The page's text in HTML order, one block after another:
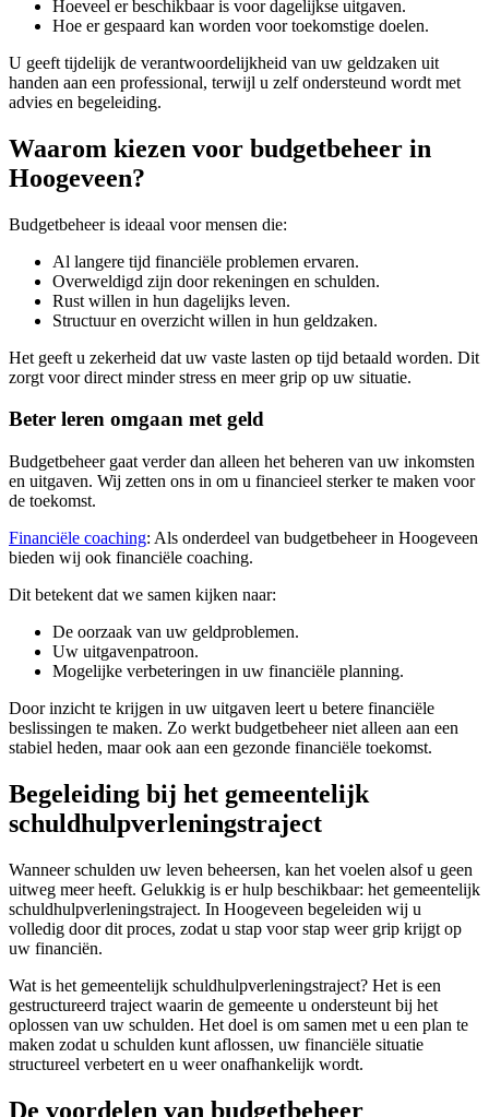
Hoeveel er beschikbaar is voor dagelijkse uitgaven.
Hoe er gespaard kan worden voor toekomstige doelen.
U geeft tijdelijk de verantwoordelijkheid van uw geldzaken uit
handen aan een professional, terwijl u zelf ondersteund wordt met
advies en begeleiding.
Waarom kiezen voor budgetbeheer in
Hoogeveen?
Budgetbeheer is ideaal voor mensen die:
Al langere tijd financiële problemen ervaren.
Overweldigd zijn door rekeningen en schulden.
Rust willen in hun dagelijks leven.
Structuur en overzicht willen in hun geldzaken.
Het geeft u zekerheid dat uw vaste lasten op tijd betaald worden. Dit
zorgt voor direct minder stress en meer grip op uw situatie.
Beter leren omgaan met geld
Budgetbeheer gaat verder dan alleen het beheren van uw inkomsten
en uitgaven. Wij zetten ons in om u financieel sterker te maken voor
de toekomst.
Financiële coaching: Als onderdeel van budgetbeheer in Hoogeveen
bieden wij ook financiële coaching.
Dit betekent dat we samen kijken naar:
De oorzaak van uw geldproblemen.
Uw uitgavenpatroon.
Mogelijke verbeteringen in uw financiële planning.
Door inzicht te krijgen in uw uitgaven leert u betere financiële
beslissingen te maken. Zo werkt budgetbeheer niet alleen aan een
stabiel heden, maar ook aan een gezonde financiële toekomst.
Begeleiding bij het gemeentelijk
schuldhulpverleningstraject
Wanneer schulden uw leven beheersen, kan het voelen alsof u geen
uitweg meer heeft. Gelukkig is er hulp beschikbaar: het gemeentelijk
schuldhulpverleningstraject. In Hoogeveen begeleiden wij u
volledig door dit proces, zodat u stap voor stap weer grip krijgt op
uw financiën.
Wat is het gemeentelijk schuldhulpverleningstraject? Het is een
gestructureerd traject waarin de gemeente u ondersteunt bij het
oplossen van uw schulden. Het doel is om samen met u een plan te
maken zodat u schulden kunt aflossen, uw financiële situatie
structureel verbetert en u weer onafhankelijk wordt.
De voordelen van budgetbeheer